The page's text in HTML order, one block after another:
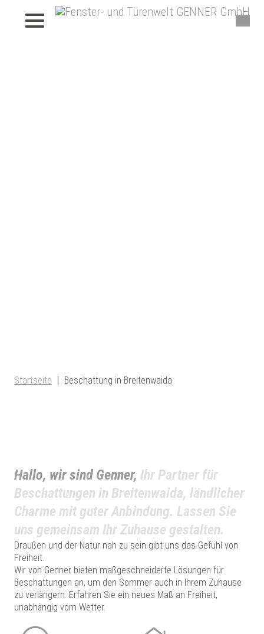
Beschattungen von Genner
Startseite Beschattung in Breitenwaida
Hallo, wir sind Genner, Ihr Partner für
Beschattungen in Breitenwaida, ländlicher
Charme mit guter Anbindung. Lassen Sie
uns gemeinsam Ihr Zuhause gestalten.
Draußen und der Natur nah zu sein gibt uns das Gefühl von
Freiheit.
Wir von Genner bieten maßgeschneiderte Lösungen für
Beschattungen an, um den Sommer auch in Ihrem Zuhause
zu verlängern. Erfahren Sie ein neues Maß an Freiheit,
unabhängig vom Wetter.